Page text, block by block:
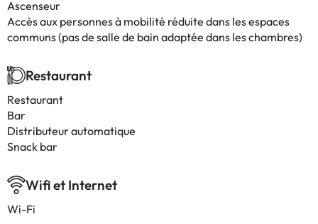
Ascenseur
Accès aux personnes à mobilité réduite dans les espaces
communs (pas de salle de bain adaptée dans les chambres)
Restaurant
Restaurant
Bar
Distributeur automatique
Snack bar
Wifi et Internet
Wi-Fi